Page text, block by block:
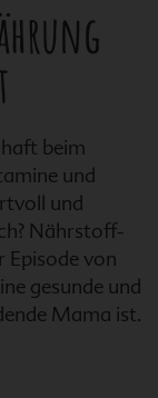
beim
und
und
Nährstoff-
Episode von
gesunde und
Mama ist.